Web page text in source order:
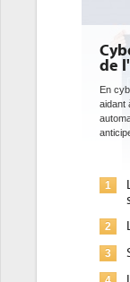
le double
un double rôle : le gentil
les menaces, à
de sécurité, à simuler et
présente dans les